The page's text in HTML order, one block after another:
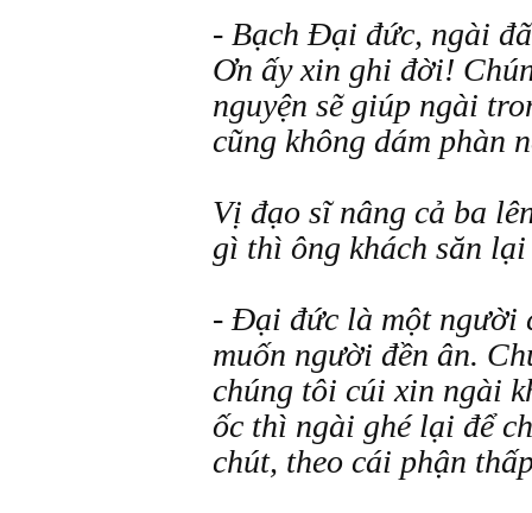
- Bạch Đại đức, ngài
Ơn ấy xin ghi đời!
nguyện sẽ giúp ngài
cũng không dám phàn
Vị đạo sĩ nâng cả ba
gì thì ông khách săn
- Đại đức là một người
muốn người đền ân.
chúng tôi cúi xin ngài
ốc thì ngài ghé lại để
chút, theo cái phận